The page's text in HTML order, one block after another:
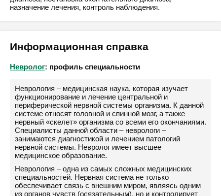
назначение лечения, контроль наблюдения.
Информационная справка
Невролог: профиль специальности
Неврология – медицинская наука, которая изучает
функционирование и лечение центральной и
периферической нервной системы организма. К данной
системе относят головной и спинной мозг, а также
нервный «скелет» организма со всеми его окончаниями.
Специалисты данной области – неврологи –
занимаются диагностикой и лечением патологий
нервной системы. Невролог имеет высшее
медицинское образование.
Неврология – одна из самых сложных медицинских
специальностей. Нервная система не только
обеспечивает связь с внешним миром, являясь одним
из органов чувств (осязательным), но и контролирует